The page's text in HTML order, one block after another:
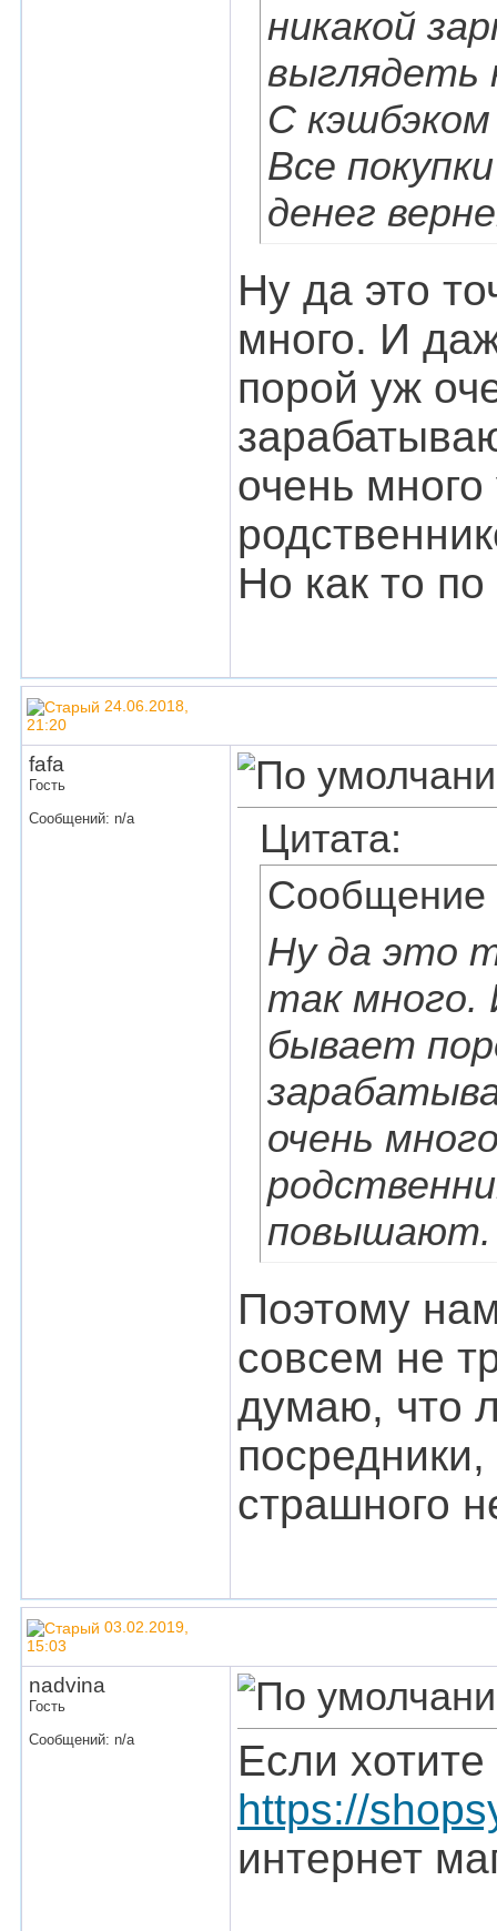
никакой
выглядеть
С
Все
денег
Ну да это
много. И
порой уж
очень
Но как то
24.06.2018,
21:20
fafa
Гость
Сообщений: n/a
Цитата:
Сообщение
Ну да это
так много.
бывает
очень
повышают.
Поэтому
совсем не
думаю, что
страшного
03.02.2019,
15:03
nadvina
Гость
Сообщений: n/a
Если
https://
интернет